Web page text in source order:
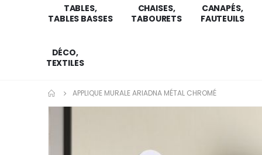
TABLES,
TABLES BASSES
CHAISES,
TABOURETS
CANAPÉS,
FAUTEUILS
DÉCO,
TEXTILES
APPLIQUE MURALE ARIADNA MÉTAL CHROMÉ